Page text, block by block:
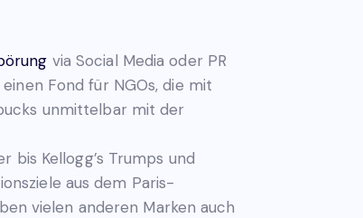
via Social Media oder PR
Fond für NGOs, die mit
unmittelbar mit der
bis Kellogg’s Trumps und
aus dem Paris-
vielen anderen Marken auch